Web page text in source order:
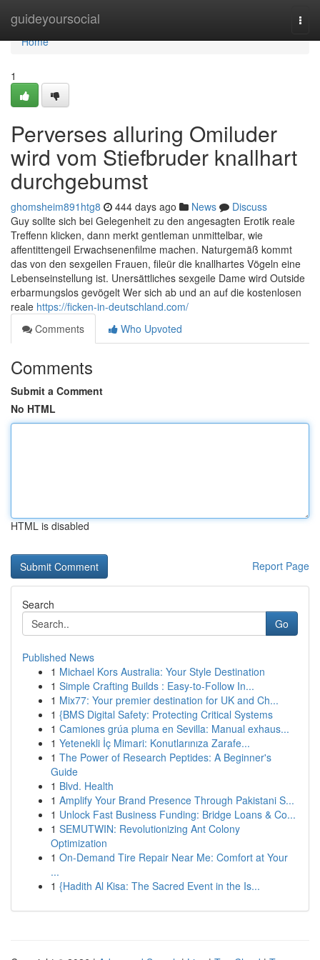
guideyoursocial
Home
Home
1
Perverses alluring Omiluder
wird vom Stiefbruder knallhart
durchgebumst
ghomsheim891htg8 444 days ago News
Discuss
Guy sollte sich bei Gelegenheit zu den angesagten Erotik reale
Treffenn klicken, dann merkt gentleman unmittelbar, wie
affentittengeil Erwachsenenfilme machen. Naturgemäß kommt
das von den sexgeilen Frauen, fileür die knallhartes Vögeln eine
Lebenseinstellung ist. Unersättliches sexgeile Dame wird Outside
erbarmungslos gevögelt Wer sich ab und an auf die kostenlosen
reale https://ficken-in-deutschland.com/
Comments
Who Upvoted
Comments
Submit a Comment
No HTML
HTML is disabled
Report Page
Search
Go
Published News
1 Michael Kors Australia: Your Style Destination
1 Simple Crafting Builds : Easy-to-Follow In...
1 Mix77: Your premier destination for UK and Ch...
1 {BMS Digital Safety: Protecting Critical Systems
1 Camiones grúa pluma en Sevilla: Manual exhaus...
1 Yetenekli İç Mimari: Konutlarınıza Zarafe...
1 The Power of Research Peptides: A Beginner's
Guide
1 Blvd. Health
1 Amplify Your Brand Presence Through Pakistani S...
1 Unlock Fast Business Funding: Bridge Loans & Co...
1 SEMUTWIN: Revolutionizing Ant Colony
Optimization
1 On-Demand Tire Repair Near Me: Comfort at Your
...
1 {Hadith Al Kisa: The Sacred Event in the Is...